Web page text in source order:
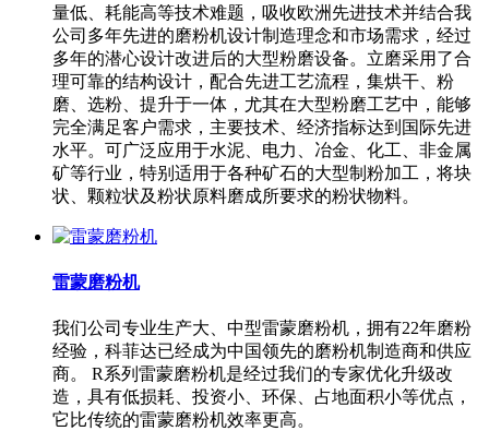
量低、耗能高等技术难题，吸收欧洲先进技术并结合我
公司多年先进的磨粉机设计制造理念和市场需求，经过
多年的潜心设计改进后的大型粉磨设备。立磨采用了合
理可靠的结构设计，配合先进工艺流程，集烘干、粉
磨、选粉、提升于一体，尤其在大型粉磨工艺中，能够
完全满足客户需求，主要技术、经济指标达到国际先进
水平。可广泛应用于水泥、电力、冶金、化工、非金属
矿等行业，特别适用于各种矿石的大型制粉加工，将块
状、颗粒状及粉状原料磨成所要求的粉状物料。
雷蒙磨粉机
我们公司专业生产大、中型雷蒙磨粉机，拥有22年磨粉
经验，科菲达已经成为中国领先的磨粉机制造商和供应
商。 R系列雷蒙磨粉机是经过我们的专家优化升级改
造，具有低损耗、投资小、环保、占地面积小等优点，
它比传统的雷蒙磨粉机效率更高。